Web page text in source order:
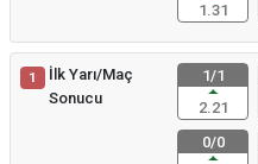
1.31
1
İlk Yarı/Maç
Sonucu
1/1
2.21
0/0